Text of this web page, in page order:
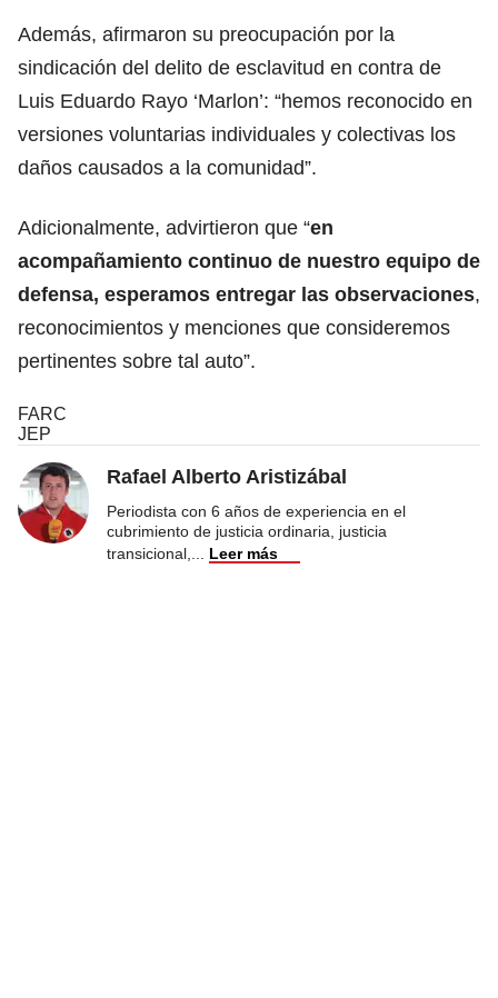
Además, afirmaron su preocupación por la
sindicación del delito de esclavitud en contra de
Luis Eduardo Rayo ‘Marlon’: “hemos reconocido en
versiones voluntarias individuales y colectivas los
daños causados a la comunidad”.
Adicionalmente, advirtieron que “en
acompañamiento continuo de nuestro equipo de
defensa, esperamos entregar las observaciones,
reconocimientos y menciones que consideremos
pertinentes sobre tal auto”.
FARC
JEP
Rafael Alberto Aristizábal
Periodista con 6 años de experiencia en el
cubrimiento de justicia ordinaria, justicia
transicional,
Leer más